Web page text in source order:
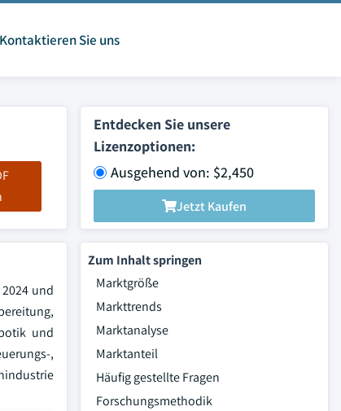
Kontaktieren Sie uns
Entdecken Sie unsere
Lizenzoptionen:
Ausgehend von: $2,450
Jetzt Kaufen
und
und
,
Zum Inhalt springen
Marktgröße
Markttrends
Marktanalyse
Marktanteil
Häufig gestellte Fragen
Forschungsmethodik